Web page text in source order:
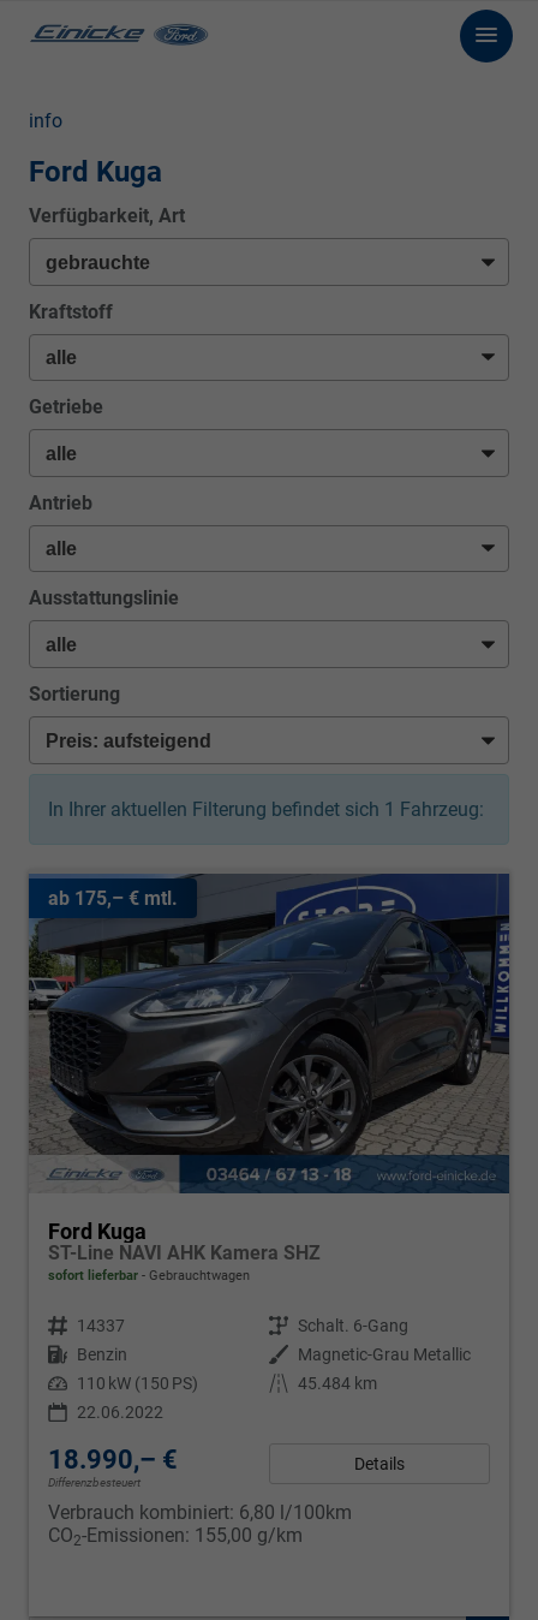
info
Ford Kuga
Verfügbarkeit, Art
Kraftstoff
Getriebe
Antrieb
Ausstattungslinie
Sortierung
In Ihrer aktuellen Filterung befindet sich 1 Fahrzeug:
ab 175,– € mtl.
Ford Kuga
ST-Line NAVI AHK Kamera SHZ
sofort lieferbar Gebrauchtwagen
Fahrzeugnr. 14337 Getriebe Schalt. 6-Gang
Kraftstoff Benzin Außenfarbe
Magnetic-Grau Metallic
Leistung 110 kW (150 PS) Kilometerstand 45.484 km
22.06.2022
18.990,– €
Differenzbesteuert
Details
Verbrauch kombiniert: 6,80 l/100km
CO2-Emissionen: 155,00 g/km